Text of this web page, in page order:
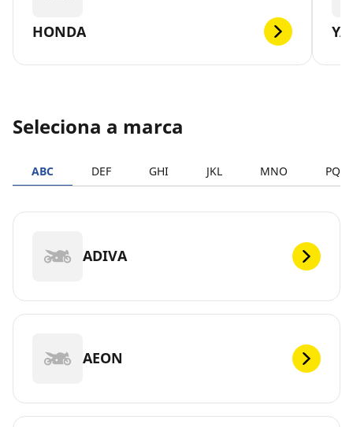
HONDA
Seleciona a marca
ABC DEF GHI JKL MNO PQRS
ADIVA
AEON